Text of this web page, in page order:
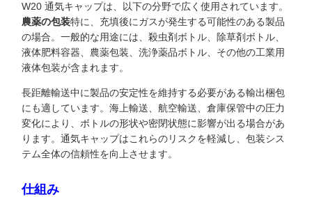
W20 通気キャップは、以下の分野で広く使用されています。
農薬の包装特に、充填後にガスが発生する可能性のある製品
の場合。一般的な用途には、殺虫剤ボトル、除草剤ボトル、
液体肥料容器、農薬包装、洗浄薬品ボトル、その他の工業用
液体包装が含まれます。
長距離輸送中に製品の安定性を維持する必要がある輸出梱包
にも適しています。海上輸送、航空輸送、倉庫保管中の圧力
変化により、ボトルの形状や密閉状態に影響が出る場合があ
ります。通気キャップはこれらのリスクを軽減し、包装シス
テム全体の信頼性を向上させます。
仕組み